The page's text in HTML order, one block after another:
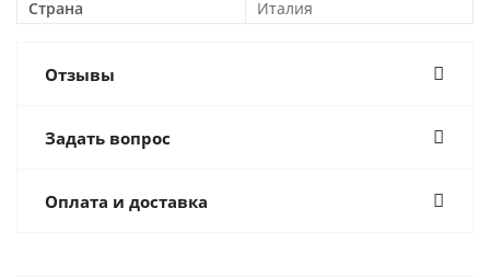
Страна Италия
Отзывы
Задать вопрос
Оплата и доставка